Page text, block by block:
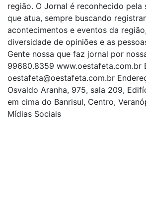
região. O Jornal é reconhecido pela
que atua, sempre buscando
acontecimentos e eventos da
diversidade de opiniões e as
Gente nossa que faz jornal por
99680.8359 www.oestafeta.com.br
oestafeta@oestafeta.com.br
Osvaldo Aranha, 975, sala 209,
em cima do Banrisul, Centro,
Mídias Sociais